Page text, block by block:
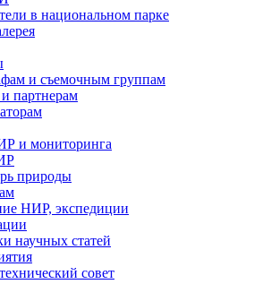
в национальном парке
и съемочным группам
партнерам
и мониторинга
природы
НИР, экспедиции
научных статей
совет